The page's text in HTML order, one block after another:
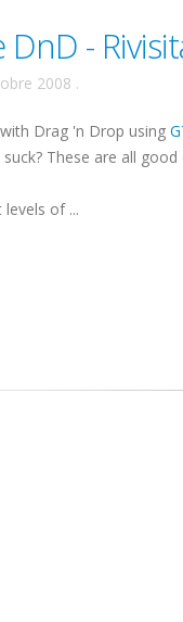
-
2008 .
Drag 'n Drop using
These are all
of ...